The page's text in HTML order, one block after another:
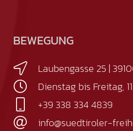
BEWEGUNG
Laubengasse 25 |
Dienstag bis Freitag,
+39 338 334 4839
info@suedtiroler-